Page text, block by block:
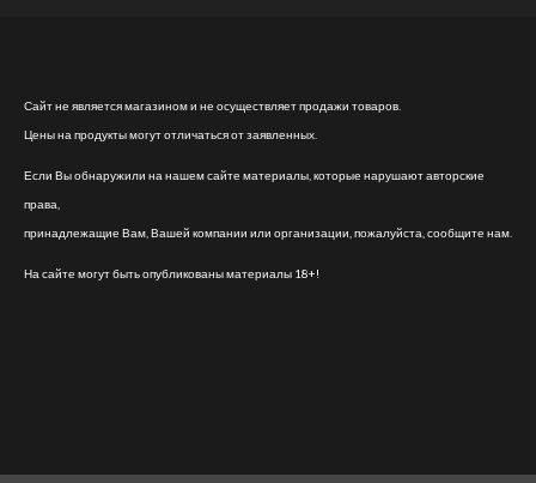
Сайт не является магазином и не осуществляет продажи товаров.
Цены на продукты могут отличаться от заявленных.
Если Вы обнаружили на нашем сайте материалы, которые нарушают авторские
права,
принадлежащие Вам, Вашей компании или организации, пожалуйста, сообщите нам.
На сайте могут быть опубликованы материалы 18+!